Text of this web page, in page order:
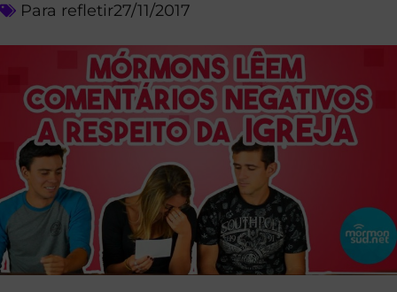
Para refletir27/11/2017